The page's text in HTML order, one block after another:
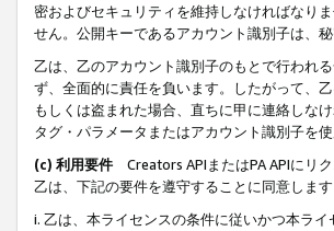
密およびセキュリティを維持しなければなり
せん。公開キーであるアカウント識別子は、秘
乙は、乙のアカウント識別子のもとで行われ
ず、全面的に責任を負います。したがって、
もしくは盗まれた場合、直ちに甲に連絡しな
タグ・パラメータまたはアカウント識別子を使
(c) 利用要件 Creators APIまたはPA APIにリ
乙は、下記の要件を遵守することに同意します
i. 乙は、本ライセンスの条件に従いかつ本ラ